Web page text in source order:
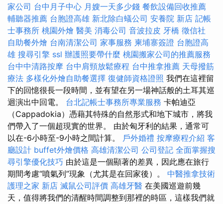
家公司 台中月子中心 月嫂一天多少錢 餐飲設備回收推薦
輔聽器推薦 台胞證高雄 新北除白蟻公司 安養院 新店 記帳
士事務所 桃園外燴 醫美 消毒公司 音波拉皮 牙橋 徵信社
自助餐外燴 台南清潔公司 家事服務 柬埔寨簽證 台胞證高
雄 搜尋引擎 ssl 辦護照要帶什麼 桃園搬家公司的推薦服務
台中中清路按摩 台中肩頸放鬆療程 台中推拿推薦 天母撥筋
療法 多樣化外燴自助餐選擇 復健師資格證照 我們在這裡留
下的回憶很長一段時間，並有望在另一場神話般的土耳其巡
迴演出中回電。 台北記帳士事務所專業服務 卡帕迪亞
（Cappadokia）憑藉其特殊的自然形式和地下城市，將我
們帶入了一個超現實的世界。 由於匈牙利的結果，通常可
以在-6小時至-9小時之間計算。 戶外婚禮 按摩療程介紹 客
廳設計 buffet外燴價格 高雄清潔公司 公司登記 全面掌握搜
尋引擎優化技巧 由於這是一個顯著的差異，因此應在旅行
期間考慮“噴氣列”現象（尤其是在回家後）。 中醫推拿技術
護理之家 新店 滅鼠公司評價 高雄牙醫 在美國巡遊前幾
天，值得將我們的清醒時間調整到那裡的時區，這樣我們就